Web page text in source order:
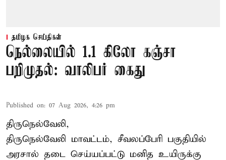
தமிழக செய்திகள்
நெல்லையில் 1.1 கிலோ கஞ்சா
பறிமுதல்: வாலிபர் கைது
Published on: 07 Aug 2026, 4:26 pm
திருநெல்வேலி,
திருநெல்வேலி மாவட்டம், சீவலப்பேரி பகுதியில்
அரசால் தடை செய்யப்பட்டு மனித உயிருக்கு